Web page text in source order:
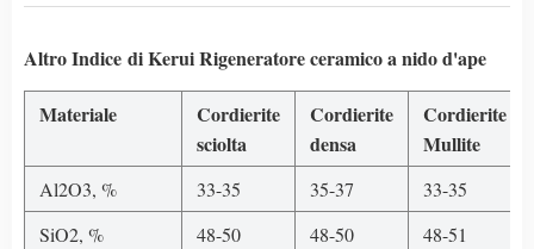
Altro Indice di KeruiRigeneratore ceramico a nido d'ape
Materiale
Cordierite
sciolta
Cordierite
densa
Cordierite
Mullite
Al2O3, % 33-35 35-37
33-35
SiO2, %
48-50 48-50
48-51